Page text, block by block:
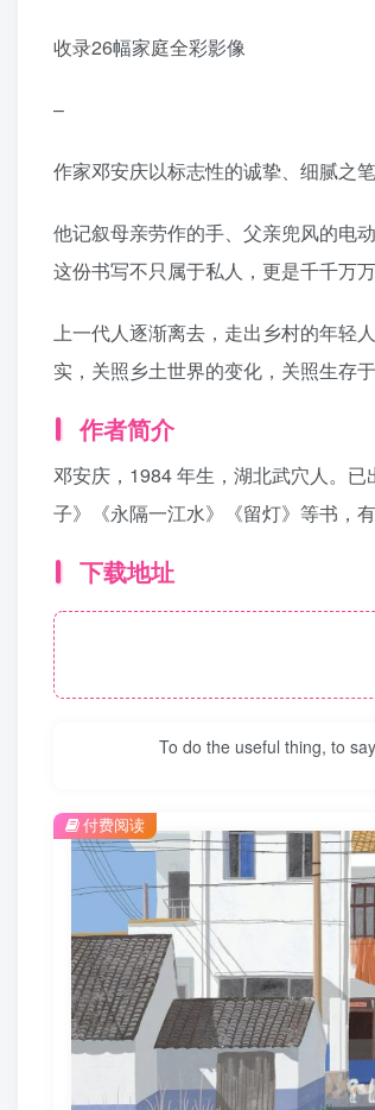
收录26幅家庭全彩影像
–
作家邓安庆以标志性的诚挚、细腻之
他记叙母亲劳作的手、父亲兜风的电
这份书写不只属于私人，更是千千万
上一代人逐渐离去，走出乡村的年轻
实，关照乡土世界的变化，关照生存
作者简介
邓安庆，1984 年生，湖北武穴人。
子》《永隔一江水》《留灯》等书，
下载地址
To do the useful thing, to
付费阅读